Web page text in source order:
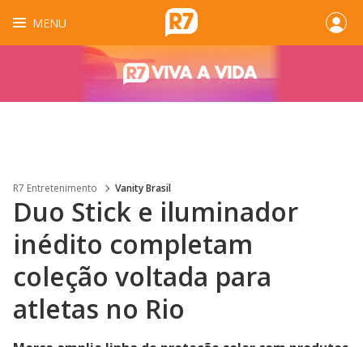
MENU
R7 Entretenimento Vanity Brasil
Duo Stick e iluminador
inédito completam
coleção voltada para
atletas no Rio